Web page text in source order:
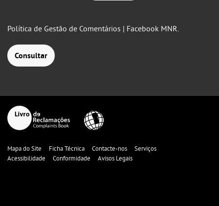
Política de Gestão de Comentários | Facebook MNR.
Consultar
Mapa do Site Ficha Técnica Contacte-nos
Serviços
Acessibilidade
Conformidade Avisos Legais